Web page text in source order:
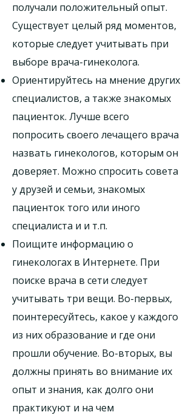
получали положительный опыт.
Существует целый ряд моментов,
которые следует учитывать при
выборе врача-гинеколога.
Ориентируйтесь на мнение других
специалистов, а также знакомых
пациенток. Лучше всего
попросить своего лечащего врача
назвать гинекологов, которым он
доверяет. Можно спросить совета
у друзей и семьи, знакомых
пациенток того или иного
специалиста и и т.п.
Поищите информацию о
гинекологах в Интернете. При
поиске врача в сети следует
учитывать три вещи. Во-первых,
поинтересуйтесь, какое у каждого
из них образование и где они
прошли обучение. Во-вторых, вы
должны принять во внимание их
опыт и знания, как долго они
практикуют и на чем